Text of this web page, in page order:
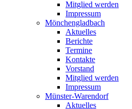
Mitglied werden
Impressum
Mönchengladbach
Aktuelles
Berichte
Termine
Kontakte
Vorstand
Mitglied werden
Impressum
Münster-Warendorf
Aktuelles